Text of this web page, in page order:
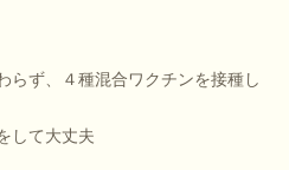
らず、４種混合ワクチンを接種し
して大丈夫